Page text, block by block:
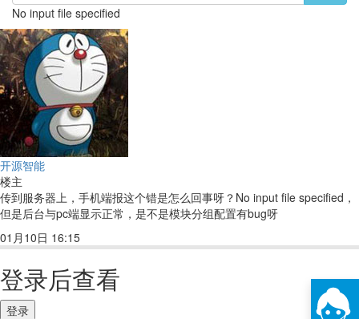
No input file specified
开源智能
楼主
传到服务器上，手机端报这个错是怎么回事呀？No input file specified，
但是后台与pc端显示正常，是不是模块分组配置有bug呀
01月10日 16:15
登录后查看
登录